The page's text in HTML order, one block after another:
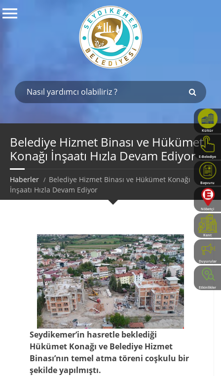
Kültür
Haritası
E-Belediye
Başvuru
Rehberi
Nöbetçi
Eczaneler
Kent
Rehberi
Duyurular
Etkinlikler
Belediye Hizmet Binası ve Hükümet
Konağı İnşaatı Hızla Devam Ediyor
Haberler
Belediye Hizmet Binası ve Hükümet Konağı
İnşaatı Hızla Devam Ediyor
Seydikemer’in hasretle beklediği
Hükümet Konağı ve Belediye Hizmet
Binası’nın temel atma töreni coşkulu bir
şekilde yapılmıştı.